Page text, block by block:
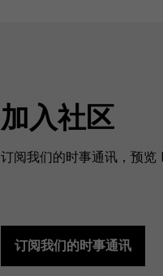
加入社区
订阅我们的时事通讯，预览
订阅我们的时事通讯